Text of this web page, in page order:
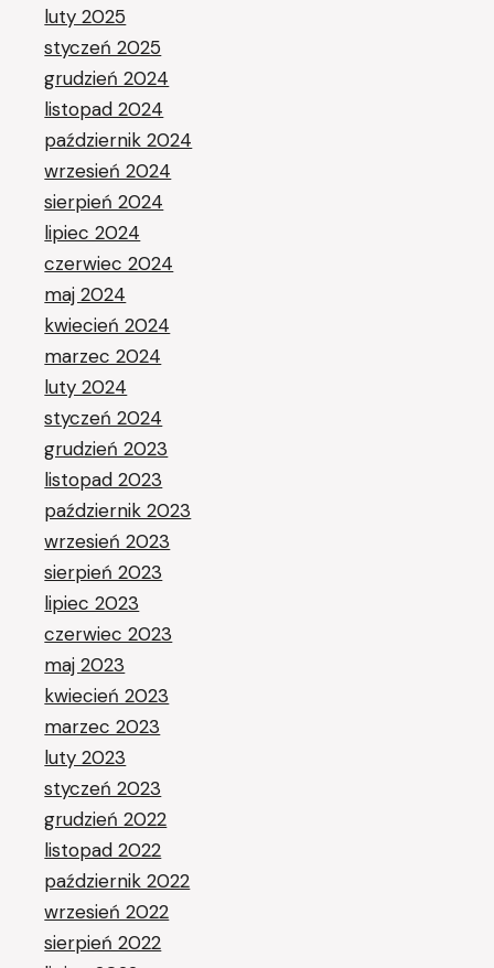
luty 2025
styczeń 2025
grudzień 2024
listopad 2024
październik 2024
wrzesień 2024
sierpień 2024
lipiec 2024
czerwiec 2024
maj 2024
kwiecień 2024
marzec 2024
luty 2024
styczeń 2024
grudzień 2023
listopad 2023
październik 2023
wrzesień 2023
sierpień 2023
lipiec 2023
czerwiec 2023
maj 2023
kwiecień 2023
marzec 2023
luty 2023
styczeń 2023
grudzień 2022
listopad 2022
październik 2022
wrzesień 2022
sierpień 2022